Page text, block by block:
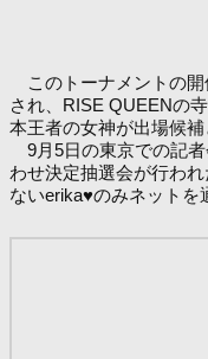
このトーナメントの開
され、RISE QUEENの
本王者の女神が出場候補
9月5日の東京での記
わせ決定抽選会が行わ
ないerika♥のみネットを